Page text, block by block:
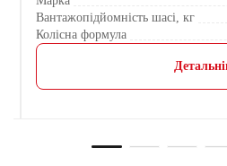
Вантажопідйомність шасі, кг
Колісна формула